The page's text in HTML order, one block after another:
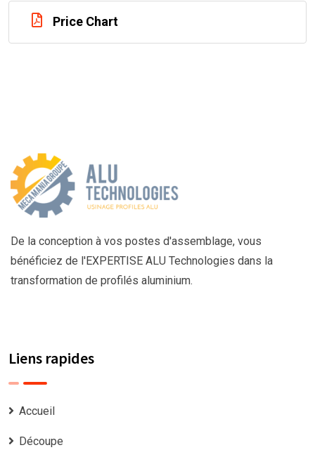
Price Chart
De la conception à vos postes d'assemblage, vous
bénéficiez de l'EXPERTISE ALU Technologies dans la
transformation de profilés aluminium.
Liens rapides
Accueil
Découpe